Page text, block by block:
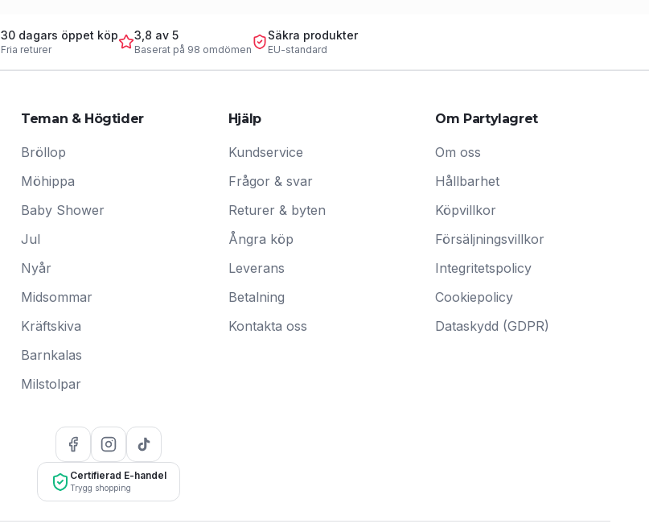
30 dagars öppet köp
Fria returer
3,8 av 5
Baserat på 98 omdömen
Säkra produkter
EU-standard
Teman & Högtider
Bröllop
Möhippa
Baby Shower
Jul
Nyår
Midsommar
Kräftskiva
Barnkalas
Milstolpar
Hjälp
Kundservice
Frågor & svar
Returer & byten
Ångra köp
Leverans
Betalning
Kontakta oss
Om Partylagret
Om oss
Hållbarhet
Köpvillkor
Försäljningsvillkor
Integritetspolicy
Cookiepolicy
Dataskydd (GDPR)
Certifierad E-handel
Trygg shopping